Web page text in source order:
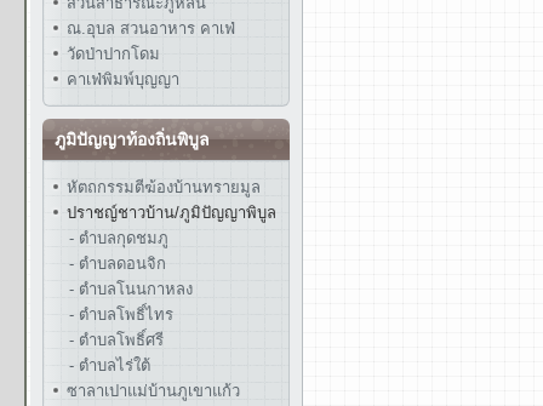
ณ.อุบล สวนอาหาร คาเฟ่
วัดป่าปากโดม
คาเฟ่พิมพ์บุญญา
ภูมิปัญญาท้องถิ่นพิบูล
หัตถกรรมตีฆ้องบ้านทรายมูล
ปราชญ์ชาวบ้าน/ภูมิปัญญาพิบูล
- ตำบลกุดชมภู
- ตำบลดอนจิก
- ตำบลโนนกาหลง
- ตำบลโพธิ์ไทร
- ตำบลโพธิ์ศรี
- ตำบลไร่ใต้
ซาลาเปาแม่บ้านภูเขาแก้ว